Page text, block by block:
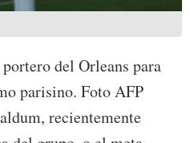
del Orleans para
parisino. Foto AFP
recientemente